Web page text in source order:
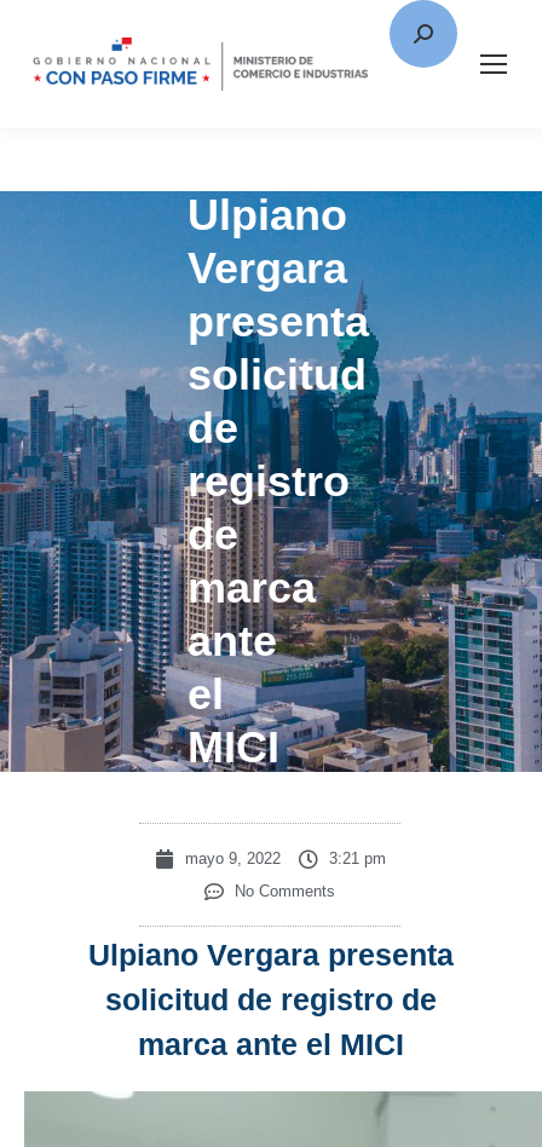
Ulpiano
Vergara
presenta
solicitud
de
registro
de
marca
ante
el
MICI
mayo 9, 2022
3:21 pm
No Comments
Ulpiano Vergara presenta
solicitud de registro de
marca ante el MICI